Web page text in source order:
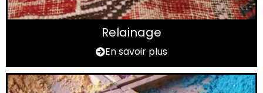
Relainage
En savoir plus